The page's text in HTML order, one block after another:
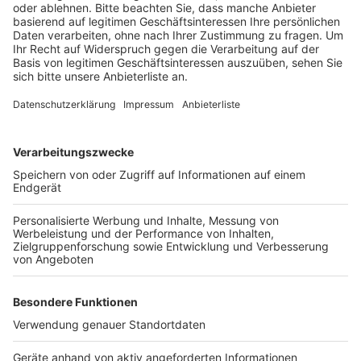
heißt es von der Polizei.
Veröffentlicht:Mittwoch, 15.09.2021 13:38
Anzeige
trotz roter Ampel auf die Gleise gefahren sein. Er kam
mit schweren Verletzungen ins Krankenhaus.
Anzeige
Anzeige